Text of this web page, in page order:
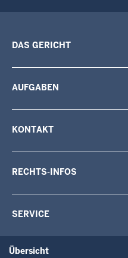
DAS GERICHT
AUFGABEN
KONTAKT
RECHTS-INFOS
SERVICE
Übersicht